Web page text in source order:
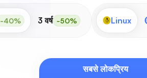
-40% 3 वर्ष -50% Linux
सबसे लोकप्रिय